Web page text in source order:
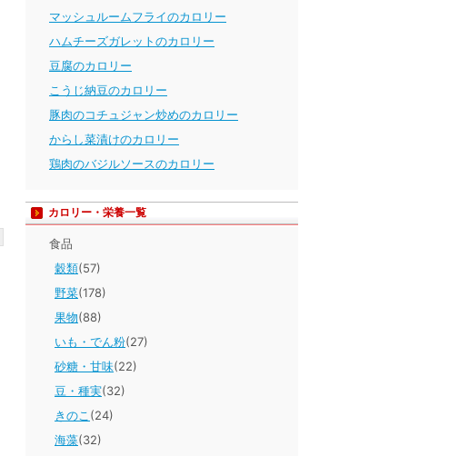
マッシュルームフライのカロリー
ハムチーズガレットのカロリー
豆腐のカロリー
こうじ納豆のカロリー
豚肉のコチュジャン炒めのカロリー
からし菜漬けのカロリー
鶏肉のバジルソースのカロリー
カロリー・栄養一覧
食品
穀類(57)
野菜(178)
果物(88)
いも・でん粉(27)
砂糖・甘味(22)
豆・種実(32)
きのこ (24)
海藻(32)